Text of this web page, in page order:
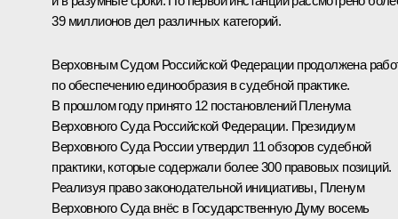
39 миллионов дел различных категорий.
Верховным Судом Российской Федерации продолжена
по обеспечению единообразия в судебной практике.
В прошлом году принято 12 постановлений Пленума
Верховного Суда Российской Федерации. Президиум
Верховного Суда России утвердил 11 обзоров судебной
практики, которые содержали более 300 правовых позиций.
Реализуя право законодательной инициативы, Пленум
Верховного Суда внёс в Государственную Думу восемь